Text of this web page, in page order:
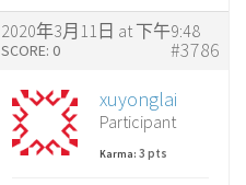
2020年3月11日 at 下午9:48
#3786
SCORE: 0
xuyonglai
Participant
Karma: 3 pts